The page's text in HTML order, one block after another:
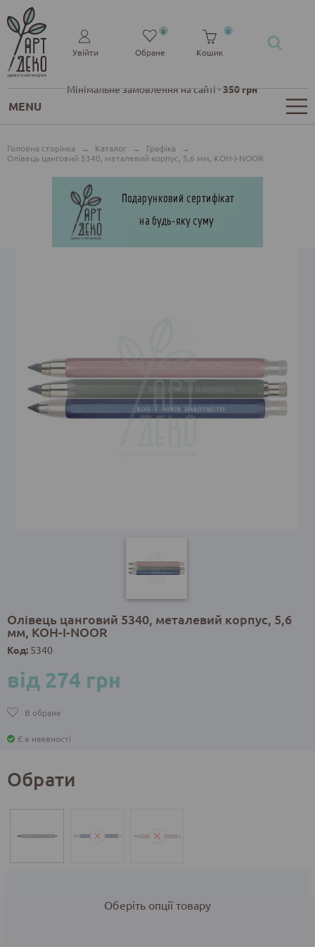
Мінімальне замовлення на сайті -350 грн
Увійти Обране
0
Кошик
0
MENU
Головна сторінка → Каталог → Графіка
→
Олівець цанговий 5340, металевий корпус, 5,6 мм, KOH-I-NOOR
Олівець цанговий 5340, металевий корпус, 5,6
мм, KOH-I-NOOR
Код: 5340
від 274 грн
В обране
Є в наявності
Обрати
Оберіть опції товару